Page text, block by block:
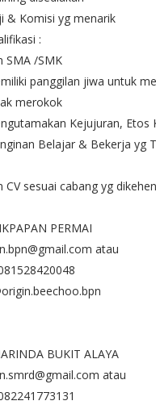
& Komisi yg menarik
:
SMA /SMK
panggilan jiwa untuk
merokok
Kejujuran, Etos
Belajar & Bekerja yg
CV sesuai cabang yg
PERMAI
atau
BUKIT ALAYA
atau